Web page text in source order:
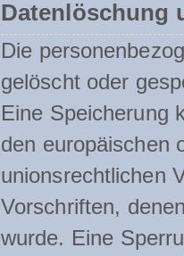
Datenlöschung
Die
gelöscht oder
Eine Speicherung
den europäischen
unionsrechtlichen
Vorschriften,
wurde. Eine